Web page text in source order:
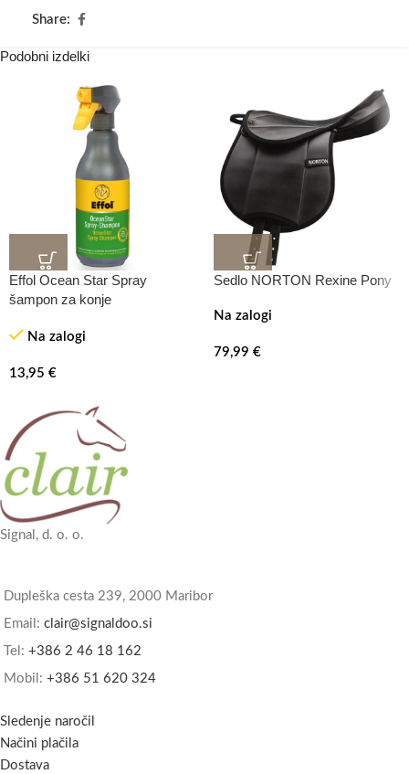
Share:
Podobni izdelki
Effol Ocean Star Spray
šampon za konje
Na zalogi
13,95 €
Sedlo NORTON Rexine Pony
Na zalogi
79,99 €
Signal, d. o. o.
Dupleška cesta 239, 2000 Maribor
Email: clair@signaldoo.si
Tel: +386 2 46 18 162
Mobil: +386 51 620 324
Sledenje naročil
Načini plačila
Dostava